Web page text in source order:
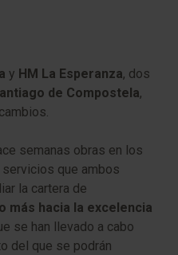
y HM La Esperanza, dos
de Compostela,
semanas obras en los
que ambos
la cartera de
más hacia la excelencia
se han llevado a cabo
del que se podrán